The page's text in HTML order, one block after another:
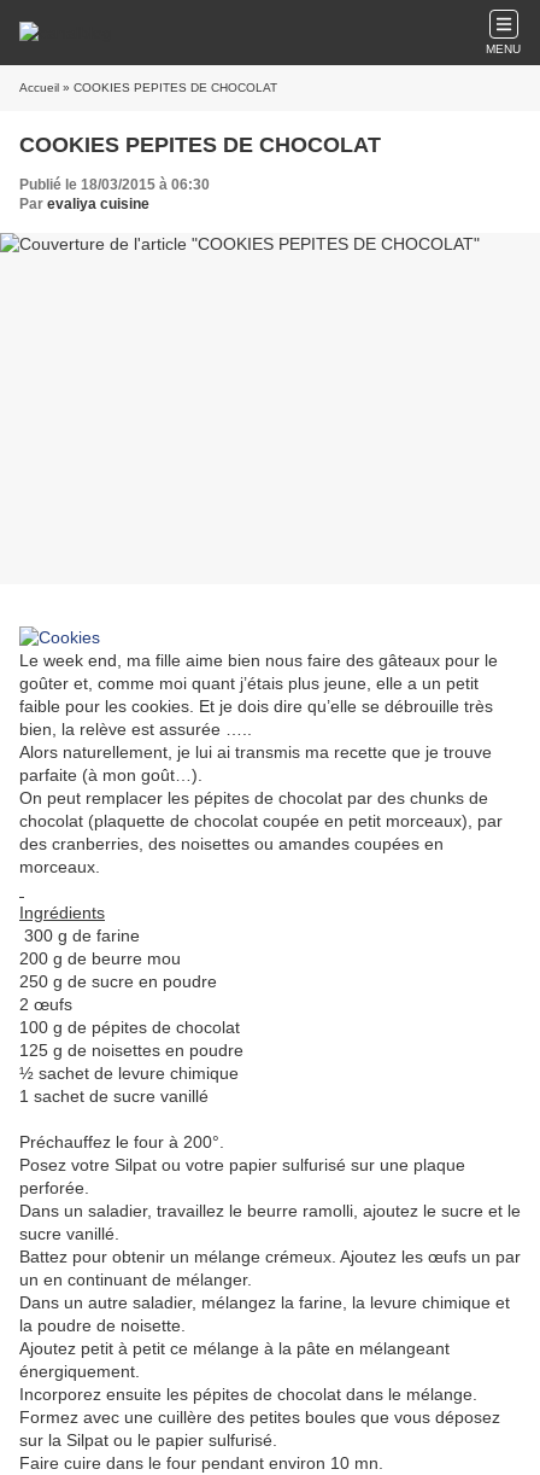
MENU
Accueil » COOKIES PEPITES DE CHOCOLAT
COOKIES PEPITES DE CHOCOLAT
Publié le 18/03/2015 à 06:30
Par evaliya cuisine
Le week end, ma fille aime bien nous faire des gâteaux pour le
goûter et, comme moi quant j’étais plus jeune, elle a un petit
faible pour les cookies. Et je dois dire qu’elle se débrouille très
bien, la relève est assurée …..
Alors naturellement, je lui ai transmis ma recette que je trouve
parfaite (à mon goût…).
On peut remplacer les pépites de chocolat par des chunks de
chocolat (plaquette de chocolat coupée en petit morceaux), par
des cranberries, des noisettes ou amandes coupées en
morceaux.
Ingrédients
300 g de farine
200 g de beurre mou
250 g de sucre en poudre
2 œufs
100 g de pépites de chocolat
125 g de noisettes en poudre
½ sachet de levure chimique
1 sachet de sucre vanillé
Préchauffez le four à 200°.
Posez votre Silpat ou votre papier sulfurisé sur une plaque
perforée.
Dans un saladier, travaillez le beurre ramolli, ajoutez le sucre et le
sucre vanillé.
Battez pour obtenir un mélange crémeux. Ajoutez les œufs un par
un en continuant de mélanger.
Dans un autre saladier, mélangez la farine, la levure chimique et
la poudre de noisette.
Ajoutez petit à petit ce mélange à la pâte en mélangeant
énergiquement.
Incorporez ensuite les pépites de chocolat dans le mélange.
Formez avec une cuillère des petites boules que vous déposez
sur la Silpat ou le papier sulfurisé.
Faire cuire dans le four pendant environ 10 mn.